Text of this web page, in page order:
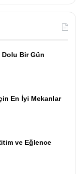
Dolu Bir Gün
En İyi Mekanlar
ve Eğlence